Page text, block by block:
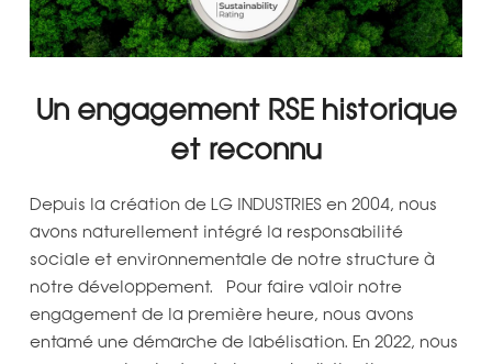
Un engagement RSE historique
et reconnu
Depuis la création de LG INDUSTRIES en 2004, nous
avons naturellement intégré la responsabilité
sociale et environnementale de notre structure à
notre développement. Pour faire valoir notre
engagement de la première heure, nous avons
entamé une démarche de labélisation. En 2022, nous